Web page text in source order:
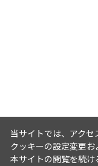
当サイトでは、アク
クッキーの設定変更
本サイトの閲覧を続け